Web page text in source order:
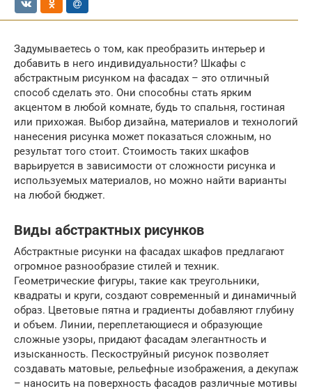
Задумываетесь о том, как преобразить интерьер и
добавить в него индивидуальности? Шкафы с
абстрактным рисунком на фасадах – это отличный
способ сделать это. Они способны стать ярким
акцентом в любой комнате, будь то спальня, гостиная
или прихожая. Выбор дизайна, материалов и технологий
нанесения рисунка может показаться сложным, но
результат того стоит. Стоимость таких шкафов
варьируется в зависимости от сложности рисунка и
используемых материалов, но можно найти варианты
на любой бюджет.
Виды абстрактных рисунков
Абстрактные рисунки на фасадах шкафов предлагают
огромное разнообразие стилей и техник.
Геометрические фигуры, такие как треугольники,
квадраты и круги, создают современный и динамичный
образ. Цветовые пятна и градиенты добавляют глубину
и объем. Линии, переплетающиеся и образующие
сложные узоры, придают фасадам элегантность и
изысканность. Пескоструйный рисунок позволяет
создавать матовые, рельефные изображения, а декупаж
– наносить на поверхность фасадов различные мотивы